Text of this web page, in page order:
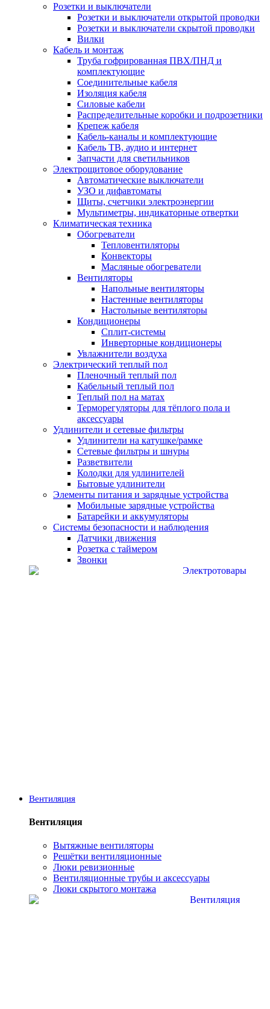
Розетки и выключатели
Розетки и выключатели открытой проводки
Розетки и выключатели скрытой проводки
Вилки
Кабель и монтаж
Труба гофрированная ПВХ/ПНД и
комплектующие
Соединительные кабеля
Изоляция кабеля
Силовые кабели
Распределительные коробки и подрозетники
Крепеж кабеля
Кабель-каналы и комплектующие
Кабель ТВ, аудио и интернет
Запчасти для светильников
Электрощитовое оборудование
Автоматические выключатели
УЗО и дифавтоматы
Щиты, счетчики электроэнергии
Мультиметры, индикаторные отвертки
Климатическая техника
Обогреватели
Тепловентиляторы
Конвекторы
Масляные обогреватели
Вентиляторы
Напольные вентиляторы
Настенные вентиляторы
Настольные вентиляторы
Кондиционеры
Сплит-системы
Инверторные кондиционеры
Увлажнители воздуха
Электрический теплый пол
Пленочный теплый пол
Кабельный теплый пол
Теплый пол на матах
Терморегуляторы для тёплого пола и
аксессуары
Удлинители и сетевые фильтры
Удлинители на катушке/рамке
Сетевые фильтры и шнуры
Разветвители
Колодки для удлинителей
Бытовые удлинители
Элементы питания и зарядные устройства
Мобильные зарядные устройства
Батарейки и аккумуляторы
Системы безопасности и наблюдения
Датчики движения
Розетка с таймером
Звонки
Вентиляция
Вентиляция
Вытяжные вентиляторы
Решётки вентиляционные
Люки ревизионные
Вентиляционные трубы и аксессуары
Люки скрытого монтажа